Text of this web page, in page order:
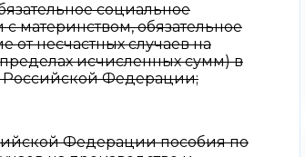
социальное
материнством, обязательное
от несчастных случаев на
исчисленных сумм) в
Российской Федерации;
Федерации пособия по